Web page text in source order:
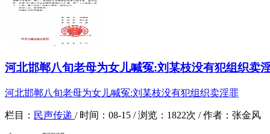
河北邯郸八旬老母为女儿喊冤:刘某枝没有犯组织卖
河北邯郸八旬老母为女儿喊冤:刘某枝没有犯组织卖淫罪
栏目： 民声传递 / 时间： 08-15 /浏览： 1822次 /作者： 张金风